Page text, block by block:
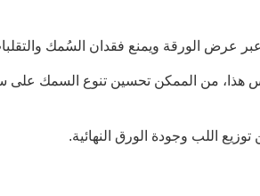
عرض الورقة ويمنع فقدان السُمك
هذا، من الممكن تحسين تنوع السمك
اللب وجودة الورق النهائية.